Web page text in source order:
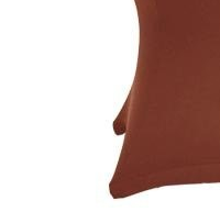
Offerte aanvraag
Privacybeleid